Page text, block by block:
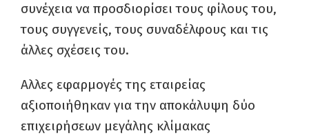
συνέχεια να προσδιορίσει τους φίλους του,
τους συγγενείς, τους συναδέλφους και τις
άλλες σχέσεις του.
Αλλες εφαρμογές της εταιρείας
αξιοποιήθηκαν για την αποκάλυψη δύο
επιχειρήσεων μεγάλης κλίμακας